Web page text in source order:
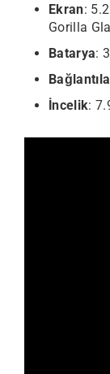
Ekran:
Gorilla
Batarya:
İncelik: